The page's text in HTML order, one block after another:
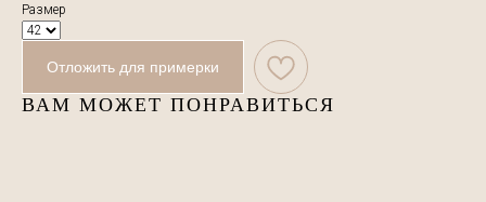
Размер
Отложить для примерки
ВАМ МОЖЕТ ПОНРАВИТЬСЯ